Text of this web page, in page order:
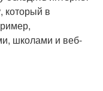
который в
школами и веб-